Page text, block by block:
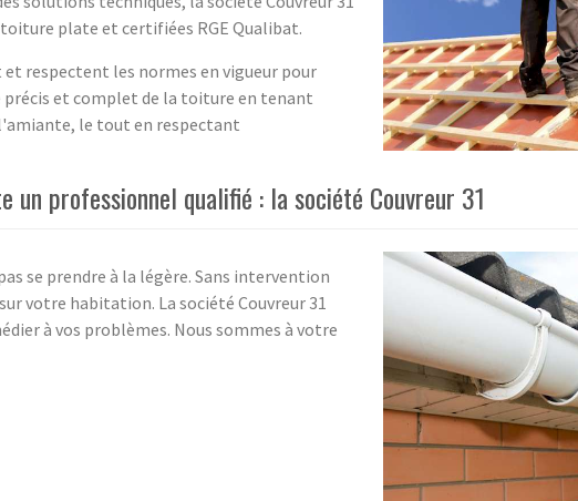
plate et certifiées RGE Qualibat.
respectent les normes en vigueur pour
et complet de la toiture en tenant
le tout en respectant
un professionnel qualifié : la société Couvreur 31
se prendre à la légère. Sans intervention
votre habitation. La société Couvreur 31
à vos problèmes. Nous sommes à votre